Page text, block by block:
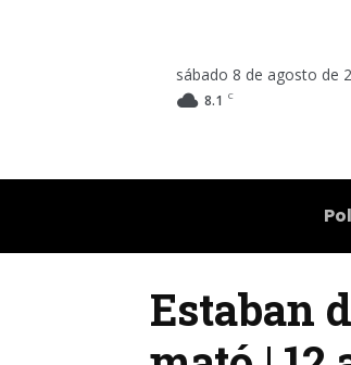
sábado 8 de agosto de
8.1 C
Estaban